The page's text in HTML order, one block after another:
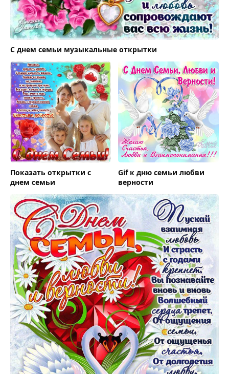
С днем семьи музыкальные открытки
Показать открытки с
днем семьи
Gif к дню семьи любви
верности